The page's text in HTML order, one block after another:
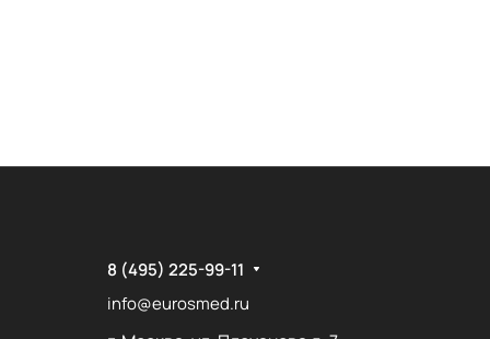
8 (495) 225-99-11
info@eurosmed.ru